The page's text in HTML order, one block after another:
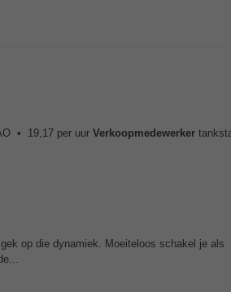
• 19,17 per uur Verkoopmedewerker
op die dynamiek. Moeiteloos schakel je als